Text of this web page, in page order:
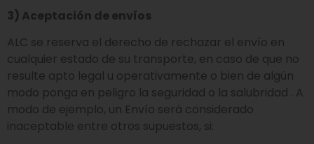
3) Aceptación de envíos
ALC se reserva el derecho de rechazar el envío en
cualquier estado de su transporte, en caso de que no
resulte apto legal u operativamente o bien de algún
modo ponga en peligro la seguridad o la salubridad . A
modo de ejemplo, un Envío será considerado
inaceptable entre otros supuestos, si: